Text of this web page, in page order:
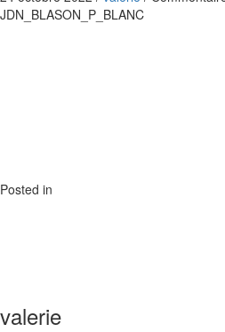
JDN_BLASON_P_BLANC
Posted in
valerie